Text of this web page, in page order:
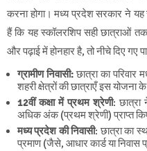
करना होगा। मध्य प्रदेश सरकार ने यह
हैं कि यह स्कॉलरशिप सही छात्राओं
और पढ़ाई में होनहार है, तो नीचे दिए गए
ग्रामीण निवासी:छात्रा का परिवार
शहरी क्षेत्रों की छात्राएँ इस योजना
12वीं कक्षा में प्रथम श्रेणी: छात्रा
अधिक अंक (प्रथम श्रेणी) प्राप्त
मध्य प्रदेश की निवासी: छात्रा का
प्रमाण (जैसे, आधार कार्ड या निवास